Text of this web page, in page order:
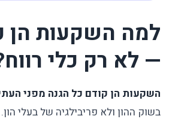
למה השקעות הן
— לא רק כלי
השקעות הן קודם כל הגנה מפני
בשוק ההון ולא פריבילגיה של בעלי